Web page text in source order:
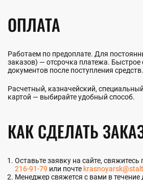
ОПЛАТА
Работаем по предоплате. Для
заказов) — отсрочка платежа.
документов после поступления средств.
Расчетный, казначейский,
картой — выбирайте удобный способ.
КАК СДЕЛАТЬ
Оставьте заявку на сайте, свяжитесь
216-91-79 или почте
Менеджер свяжется с вами в течение